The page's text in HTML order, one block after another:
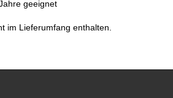
geeignet
im Lieferumfang enthalten.